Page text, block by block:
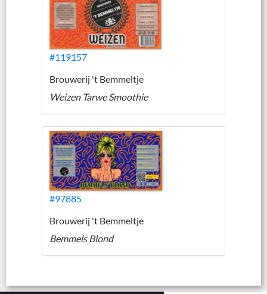
#119157
Brouwerij 't Bemmeltje
Weizen Tarwe Smoothie
#97885
Brouwerij 't Bemmeltje
Bemmels Blond